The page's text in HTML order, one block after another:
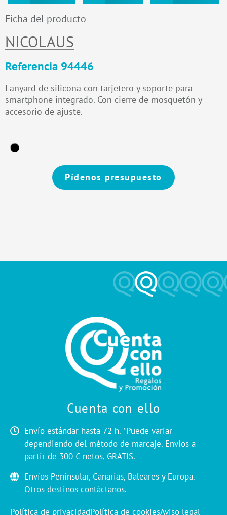
Ficha del producto
NICOLAUS
Referencia 94446
Lanyard de silicona con tarjetero y soporte para
smartphone integrado. Con cierre de mosquetón y
accesorio de ajuste.
Pídenos presupuesto
Cuenta con ello
Envío estándar hasta 72 h. *Puede variar
dependiendo del método de marcaje. Envíos a
partir de 300 € netos, GRATIS.
Envíos Peninsular, Canarias, Baleares y Europa.
Otros destinos contáctanos.
Política de privacidadPolítica de cookiesAviso legal